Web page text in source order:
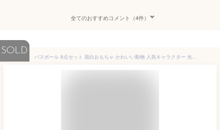
全てのおすすめコメント（4件）
SOLD
バスボール 8点セット 面白おもちゃ かわいい動物 人気キャラクター 光る はずむ おもちゃ バスボム スヌーピー はらぺこあおむし 光るうんち 鳴くうんち 光るレインボーアヒル クラゲ 働くのりもの 水てっぽう 【あす楽対応】